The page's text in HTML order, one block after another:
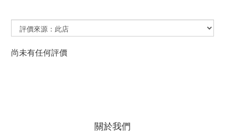
尚未有任何評價
關於我們